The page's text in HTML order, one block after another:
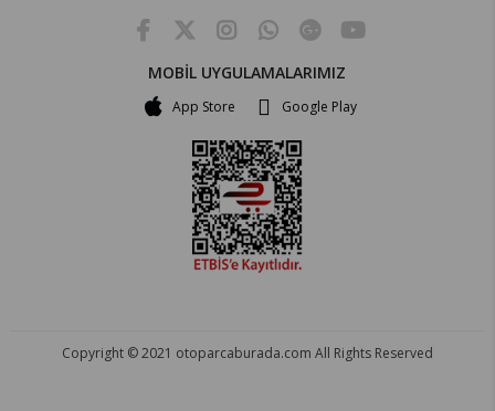
MOBİL UYGULAMALARIMIZ
App Store Google Play
Copyright © 2021 otoparcaburada.com All Rights Reserved